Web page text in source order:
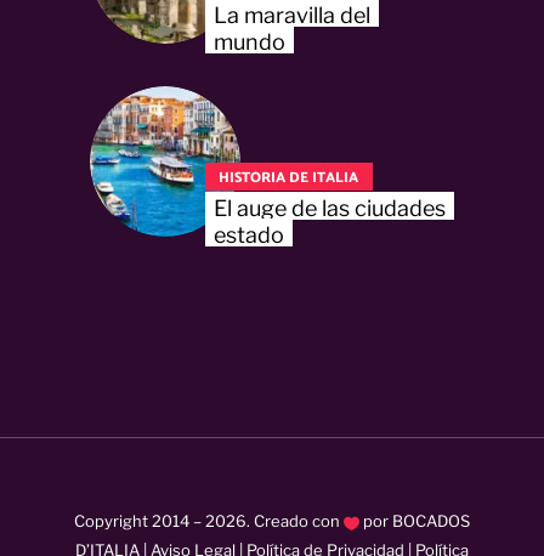
La maravilla del
mundo
HISTORIA DE ITALIA
El auge de las ciudades
estado
Copyright 2014 –2026. Creado con por BOCADOS
D’ITALIA Aviso Legal Política de Privacidad Política